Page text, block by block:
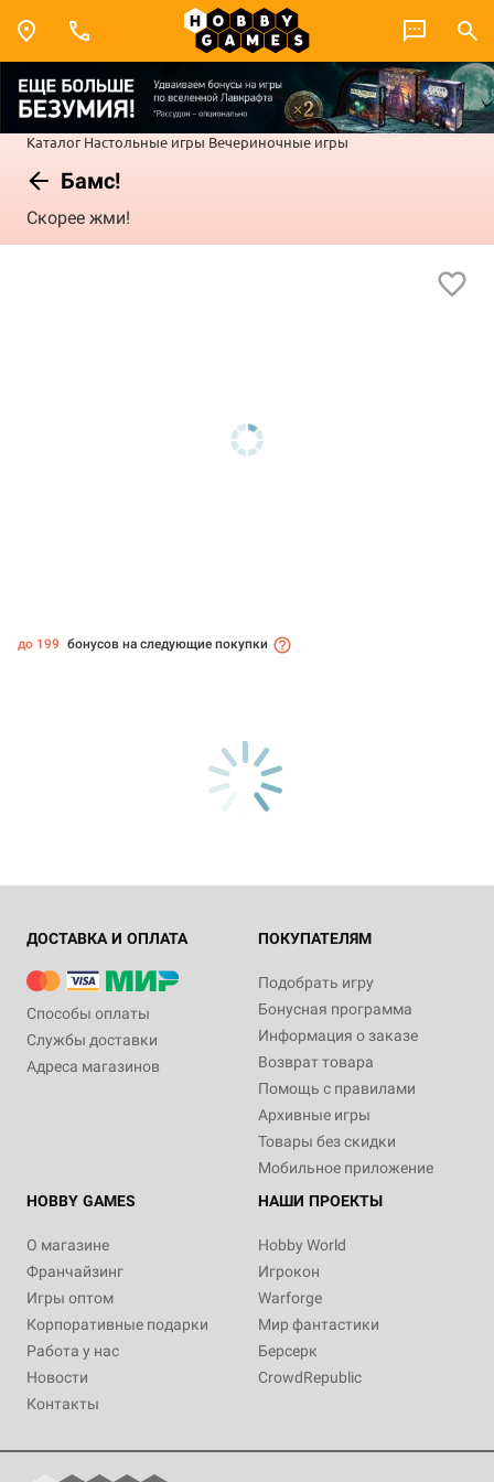
Каталог Настольные игры Вечериночные игры
Бамс!
Скорее жми!
до 199 бонусов на следующие покупки
ДОСТАВКА И ОПЛАТА
Способы оплаты
Службы доставки
Адреса магазинов
ПОКУПАТЕЛЯМ
Подобрать игру
Бонусная программа
Информация о заказе
Возврат товара
Помощь с правилами
Архивные игры
Товары без скидки
Мобильное приложение
HOBBY GAMES
О магазине
Франчайзинг
Игры оптом
Корпоративные подарки
Работа у нас
Новости
Контакты
НАШИ ПРОЕКТЫ
Hobby World
Игрокон
Warforge
Мир фантастики
Берсерк
CrowdRepublic